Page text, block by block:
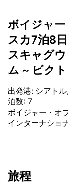
ボイジャ
スカ7泊8
スキャグ
ム ~ ビク
出発港: シアト
泊数: 7
ボイジャー・オ
インターナショ
旅程